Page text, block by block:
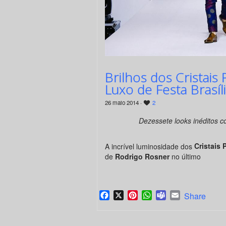
Brilhos dos
Luxo de Festa
26 maio 2014 · 2
Dezessete looks inéditos
A incrível luminosidade dos Cristais
de Rodrigo Rosnerno último
Facebook
X PinterestWhatsApp
TeamsEmail
Share